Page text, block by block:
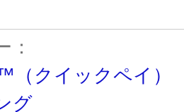
：
（クイックペイ）
グ